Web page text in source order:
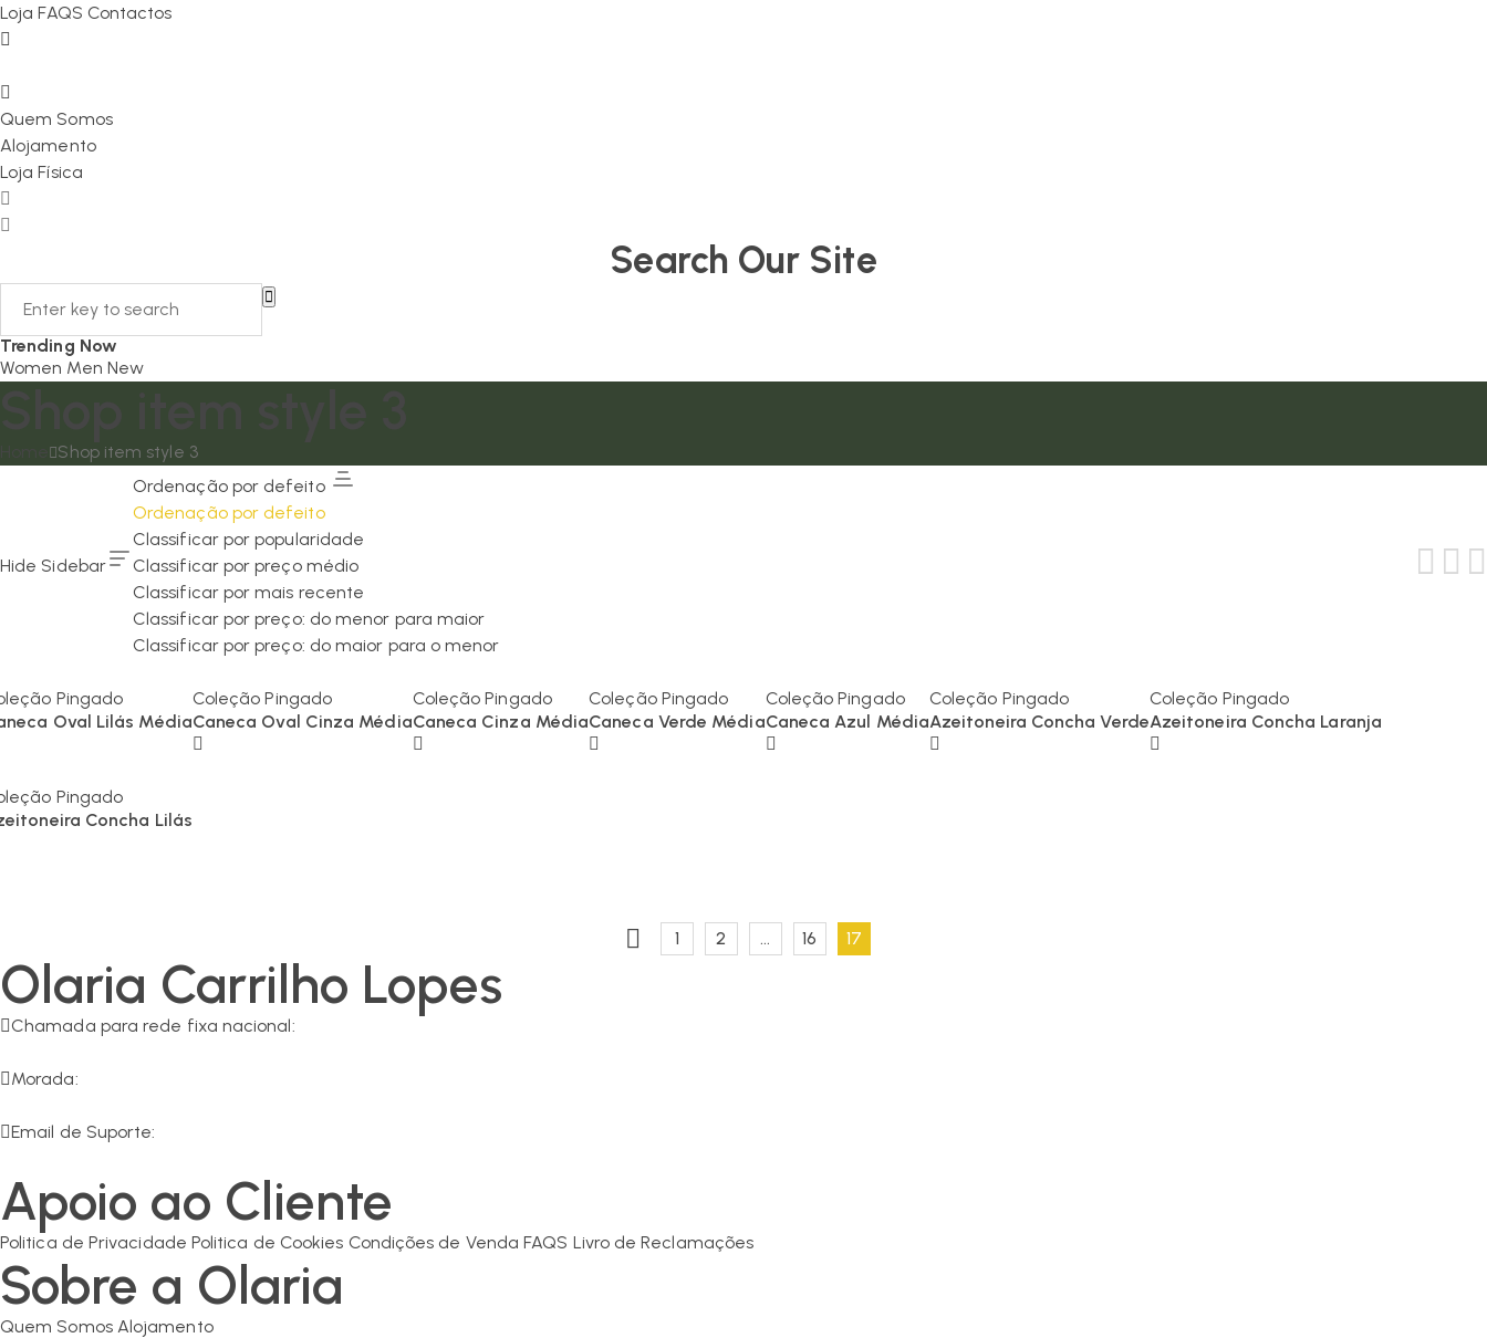
Loja FAQS Contactos
Quem Somos
Alojamento
Loja Física
Search Our Site
Trending Now
Women Men New
Shop item style 3
Hide Sidebar
Ordenação por defeito
Ordenação por defeito
Classificar por popularidade
Classificar por preço médio
Classificar por mais recente
Classificar por preço: do menor para maior
Classificar por preço: do maior para o menor
Pingado
Oval Lilás Média
Coleção Pingado
Caneca Oval Cinza Média
Coleção Pingado
Caneca Cinza Média
Coleção Pingado
Caneca Verde Média
Coleção Pingado
Caneca Azul Média
Coleção Pingado
Azeitoneira Concha Verde
Coleção Pingado
Azeitoneira Concha Laranja
Pingado
Concha Lilás
1 2 … 16 17
Olaria Carrilho Lopes
Chamada para rede fixa nacional:
Morada:
Email de Suporte:
Apoio ao Cliente
Politica de Privacidade Politica de Cookies Condições de Venda FAQS Livro de Reclamações
Sobre a Olaria
Quem Somos Alojamento